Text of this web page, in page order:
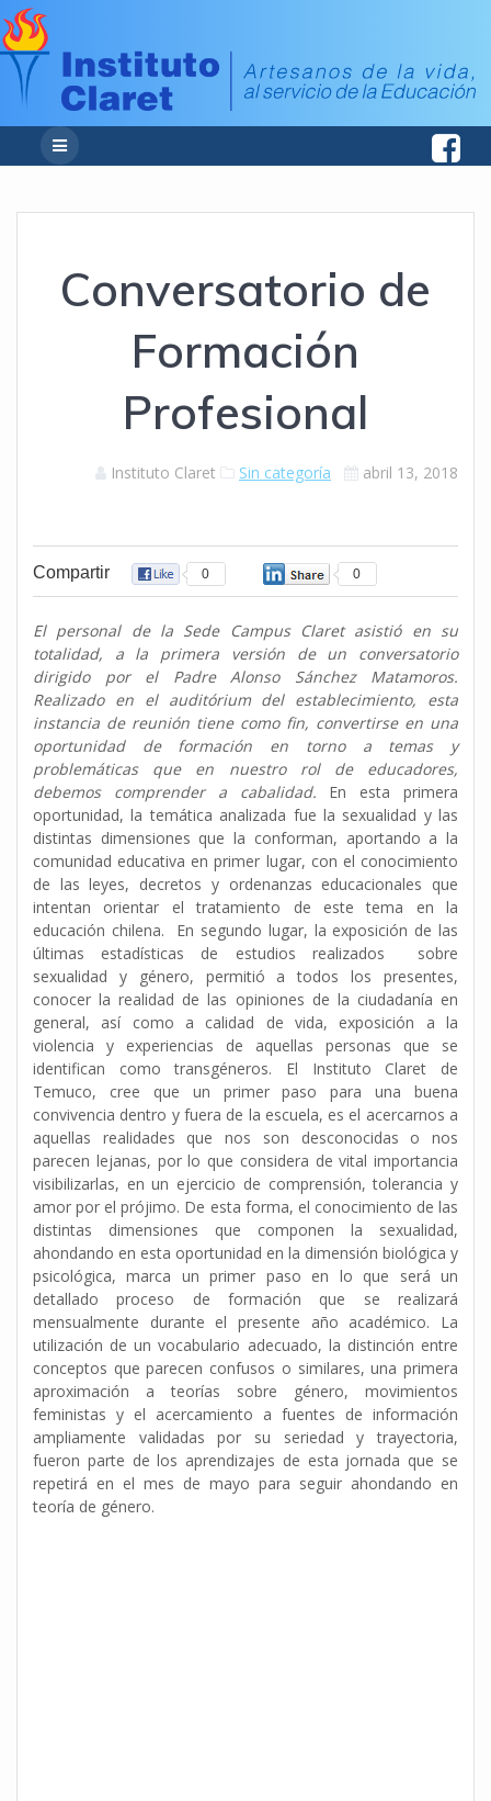
Conversatorio de
Formación
Profesional
Instituto Claret Sin categoría abril 13, 2018
Compartir 0 0
El personal de la Sede Campus Claret asistió en su
totalidad, a la primera versión de un conversatorio
dirigido por el Padre Alonso Sánchez Matamoros.
Realizado en el auditórium del establecimiento, esta
instancia de reunión tiene como fin, convertirse en una
oportunidad de formación en torno a temas y
problemáticas que en nuestro rol de educadores,
debemos comprender a cabalidad. En esta primera
oportunidad, la temática analizada fue la sexualidad y las
distintas dimensiones que la conforman, aportando a la
comunidad educativa en primer lugar, con el conocimiento
de las leyes, decretos y ordenanzas educacionales que
intentan orientar el tratamiento de este tema en la
educación chilena. En segundo lugar, la exposición de las
últimas estadísticas de estudios realizados sobre
sexualidad y género, permitió a todos los presentes,
conocer la realidad de las opiniones de la ciudadanía en
general, así como a calidad de vida, exposición a la
violencia y experiencias de aquellas personas que se
identifican como transgéneros. El Instituto Claret de
Temuco, cree que un primer paso para una buena
convivencia dentro y fuera de la escuela, es el acercarnos a
aquellas realidades que nos son desconocidas o nos
parecen lejanas, por lo que considera de vital importancia
visibilizarlas, en un ejercicio de comprensión, tolerancia y
amor por el prójimo. De esta forma, el conocimiento de las
distintas dimensiones que componen la sexualidad,
ahondando en esta oportunidad en la dimensión biológica y
psicológica, marca un primer paso en lo que será un
detallado proceso de formación que se realizará
mensualmente durante el presente año académico. La
utilización de un vocabulario adecuado, la distinción entre
conceptos que parecen confusos o similares, una primera
aproximación a teorías sobre género, movimientos
feministas y el acercamiento a fuentes de información
ampliamente validadas por su seriedad y trayectoria,
fueron parte de los aprendizajes de esta jornada que se
repetirá en el mes de mayo para seguir ahondando en
teoría de género.